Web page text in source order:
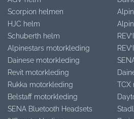
Scorpion helmen
HJC helm
Schuberth helm
Alpinestars motorkleding
Dainese motorkleding
Revit motorkleding
Rukka motorkleding
Belstaff motorkleding
SENA Bluetooth Headsets
TCX